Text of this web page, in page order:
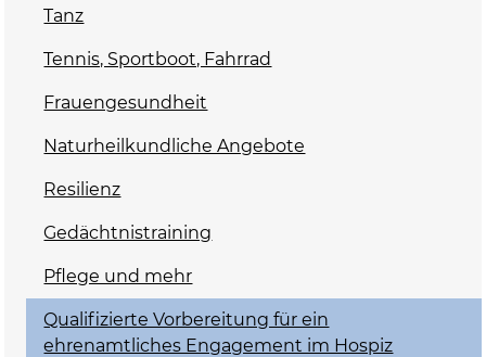
Tanz
Tennis, Sportboot, Fahrrad
Frauengesundheit
Naturheilkundliche Angebote
Resilienz
Gedächtnistraining
Pflege und mehr
Qualifizierte Vorbereitung für ein
ehrenamtliches Engagement im Hospiz